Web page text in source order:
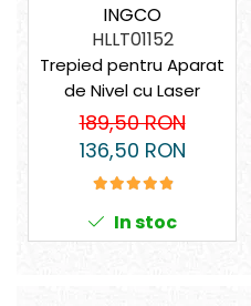
Trimmere
Trusă tubulare
Unelte pentru altoit
Unelte pentru grădină
Motoforeze și Burghie de Pământ
Ventilatoare
INGCO
HLLT01152
Trepied pentru Aparat
de Nivel cu Laser
189,50 RON
136,50 RON
In stoc